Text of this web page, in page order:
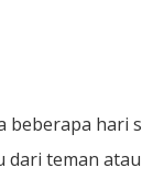
beberapa hari
teman